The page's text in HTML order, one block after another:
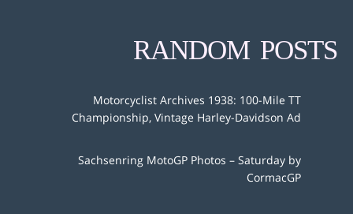
RANDOM POSTS
Motorcyclist Archives 1938: 100-Mile TT
Championship, Vintage Harley-Davidson Ad
Sachsenring MotoGP Photos – Saturday by
CormacGP